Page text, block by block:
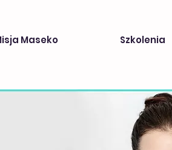
Maseko Szkolenia